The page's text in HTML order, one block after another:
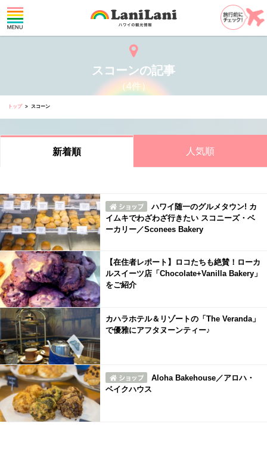
スコーンの記事
（4件）
トップ スコーン
新着順 人気順
ハワイ随一のグルメタウン! カ
イムキでわざわざ行きたい スコニーズ・ベ
ーカリー／Sconees Bakery
【在住者レポート】ロコたちも絶賛！ローカ
ルスイーツ店「Chocolate+Vanilla Bakery」
をご紹介
カハラホテル＆リゾートの「The Veranda」
で優雅にアフタヌーンティー♪
Aloha Bakehouse／アロハ・
ベイクハウス